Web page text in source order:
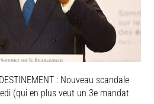
: Nouveau scandale
(qui en plus veut un 3e mandat